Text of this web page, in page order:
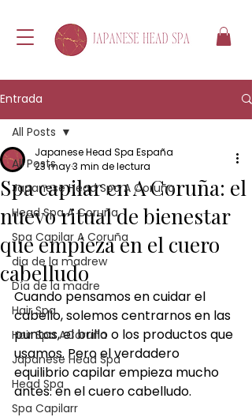
Entrada
All Posts
Japanese Head Spa A Coruña
Head Spa A Coruña
Spa Capilar A Coruña
dia de la madrew
Día de la madre
Hair Spa
Hair Spa ACoruña
Japanese Head Spa
Head Spa
Spa Capilarr
All Posts
Spa capilar en A Coruña: el
nuevo ritual de bienestar
que empieza en el cuero
cabelludo
Japanese Head Spa España
23 may3 min de lectura
Cuando pensamos en cuidar el
cabello, solemos centrarnos en las
puntas, el brillo o los productos que
usamos. Pero el verdadero
equilibrio capilar empieza mucho
antes: en el cuero cabelludo.